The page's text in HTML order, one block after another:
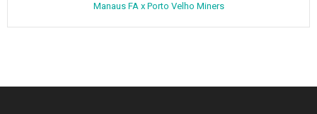
Manaus FA x Porto Velho Miners